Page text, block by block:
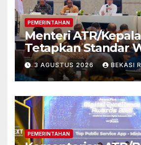
PEMERINTAHAN
Menteri ATR/
Tetapkan Standar
Layanan untuk
Tanah dan
3 AGUSTUS 2026 BEKASI
PEMERINTAHAN